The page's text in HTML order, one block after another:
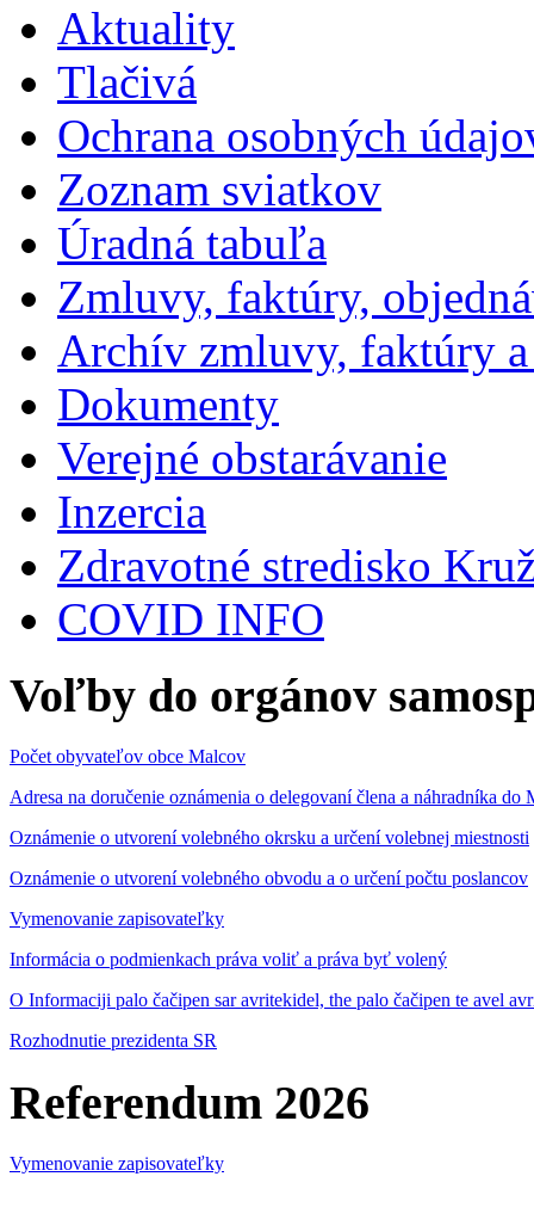
Aktuality
Tlačivá
Ochrana osobných
Zoznam sviatkov
Úradná tabuľa
Zmluvy, faktúry,
Archív zmluvy, faktúry
Dokumenty
Verejné obstarávanie
Inzercia
Zdravotné stredisko
COVID INFO
Voľby do orgánov
Počet obyvateľov obce Malcov
Adresa na doručenie oznámenia o delegovaní člena a náhradníka
Oznámenie o utvorení volebného okrsku a určení volebnej miestnosti
Oznámenie o utvorení volebného obvodu a o určení počtu poslancov
Vymenovanie zapisovateľky
Informácia o podmienkach práva voliť a práva byť volený
O Informaciji palo čačipen sar avritekidel, the palo čačipen te avel
Rozhodnutie prezidenta SR
Referendum 2026
Vymenovanie zapisovateľky